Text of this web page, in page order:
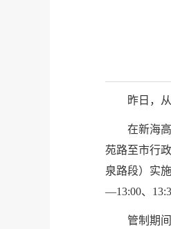
昨日，
在新海
苑路至市行
泉路段）实
—13:00、
管制期